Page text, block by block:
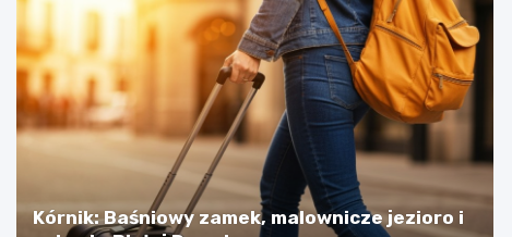
Kórnik: Baśniowy zamek, malownicze jezioro i